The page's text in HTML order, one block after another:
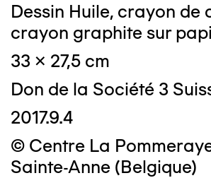
Dessin Huile, crayon de
crayon graphite sur
33 x 27,5 cm
Don de la Société 3
2017.9.4
© Centre La
Sainte-Anne (Belgique)